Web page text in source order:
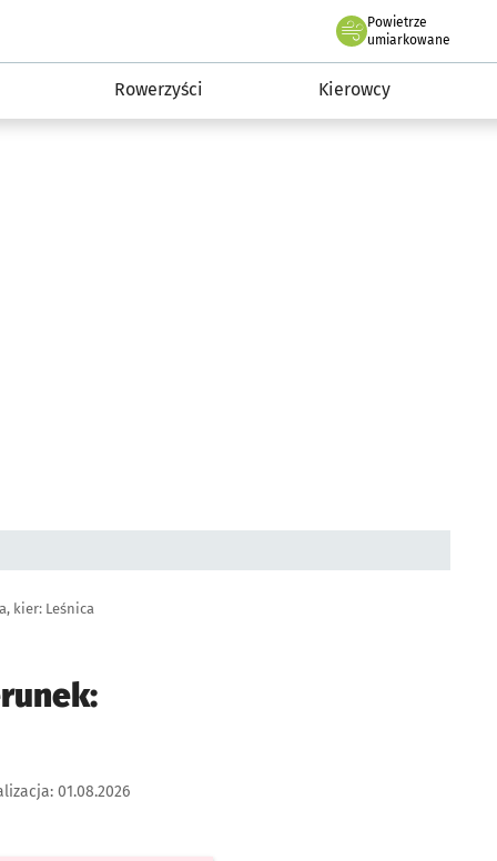
Powietrze
we Wrocławiu
umiarkowane
Rowerzyści Kierowcy
kier: Leśnica
01.08.2026